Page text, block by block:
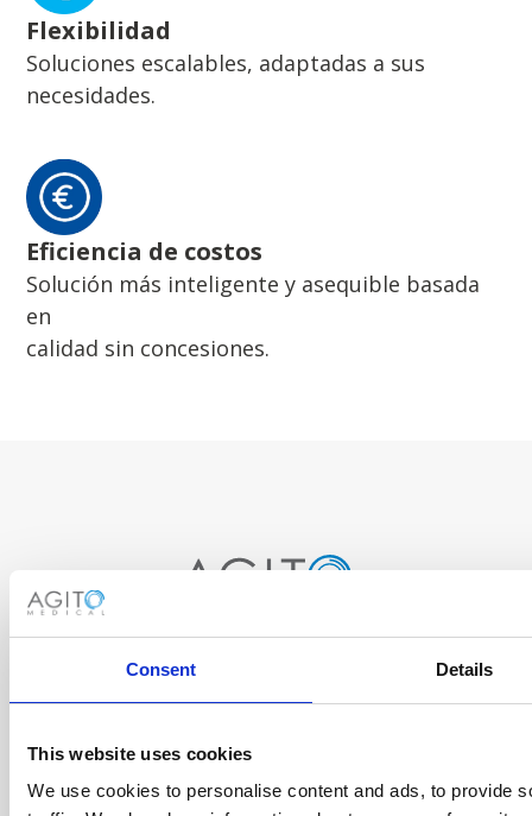
Consent Details
This website uses cookies
We use cookies to personalise content and ads, to provide
Flexibilidad
Soluciones escalables, adaptadas a sus
necesidades.
Eficiencia de costos
Solución más inteligente y asequible basada
en
calidad sin concesiones.
ACERCA DE NOSOTROS
PÓNGASE EN CONTACTO CON NOSOTROS
EMPLEOS